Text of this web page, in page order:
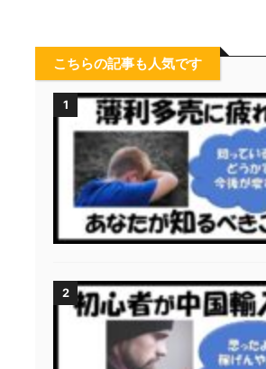
こちらの記事も人気です
1
2